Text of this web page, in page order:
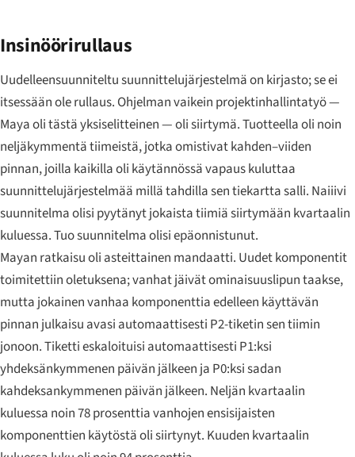
Insinöörirullaus
Uudelleensuunniteltu suunnittelujärjestelmä on kirjasto; se ei
itsessään ole rullaus. Ohjelman vaikein projektinhallintatyö —
Maya oli tästä yksiselitteinen — oli siirtymä. Tuotteella oli noin
neljäkymmentä tiimeistä, jotka omistivat kahden–viiden
pinnan, joilla kaikilla oli käytännössä vapaus kuluttaa
suunnittelujärjestelmää millä tahdilla sen tiekartta salli. Naiiivi
suunnitelma olisi pyytänyt jokaista tiimiä siirtymään kvartaalin
kuluessa. Tuo suunnitelma olisi epäonnistunut.
Mayan ratkaisu oli asteittainen mandaatti. Uudet komponentit
toimitettiin oletuksena; vanhat jäivät ominaisuuslipun taakse,
mutta jokainen vanhaa komponenttia edelleen käyttävän
pinnan julkaisu avasi automaattisesti P2-tiketin sen tiimin
jonoon. Tiketti eskaloituisi automaattisesti P1:ksi
yhdeksänkymmenen päivän jälkeen ja P0:ksi sadan
kahdeksankymmenen päivän jälkeen. Neljän kvartaalin
kuluessa noin 78 prosenttia vanhojen ensisijaisten
komponenttien käytöstä oli siirtynyt. Kuuden kvartaalin